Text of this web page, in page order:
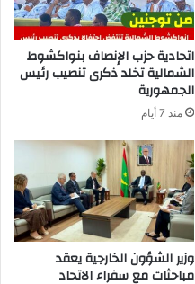
اتحادية حزب الإنصاف بنواكشوط
الشمالية تخلد ذكرى تنصيب رئيس
الجمهورية
منذ 7 أيام
وزير الشؤون الخارجية يعقد
مباحثات مع سفراء الاتحاد